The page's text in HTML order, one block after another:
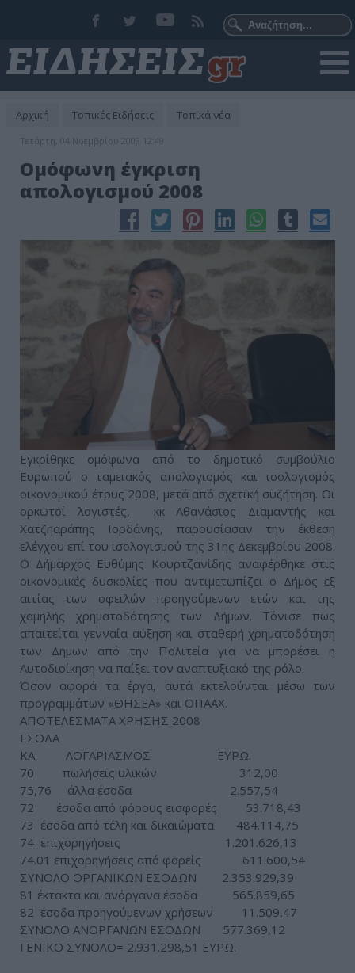
Αρχική Τοπικές Ειδήσεις Τοπικά νέα
Τετάρτη, 04 Νοεμβρίου 2009 12:49
Ομόφωνη έγκριση
απολογισμού 2008
Εγκρίθηκε ομόφωνα από το δημοτικό συμβούλιο
Ευρωπού ο ταμειακός απολογισμός και ισολογισμός
οικονομικού έτους 2008, μετά από σχετική συζήτηση. Οι
ορκωτοί λογιστές, κκ Αθανάσιος Διαμαντής και
Χατζηαράπης Ιορδάνης, παρουσίασαν την έκθεση
ελέγχου επί του ισολογισμού της 31ης Δεκεμβρίου 2008.
Ο Δήμαρχος Ευθύμης Κουρτζανίδης αναφέρθηκε στις
οικονομικές δυσκολίες που αντιμετωπίζει ο Δήμος εξ
αιτίας των οφειλών προηγούμενων ετών και της
χαμηλής χρηματοδότησης των Δήμων. Τόνισε πως
απαιτείται γενναία αύξηση και σταθερή χρηματοδότηση
των Δήμων από την Πολιτεία για να μπορέσει η
Αυτοδιοίκηση να παίξει τον αναπτυξιακό της ρόλο.
Όσον αφορά τα έργα, αυτά εκτελούνται μέσω των
προγραμμάτων «ΘΗΣΕΑ» και ΟΠΑΑΧ.
ΑΠΟΤΕΛΕΣΜΑΤΑ ΧΡΗΣΗΣ 2008
ΕΣΟΔΑ
ΚΑ. ΛΟΓΑΡΙΑΣΜΟΣ ΕΥΡΩ.
70 πωλήσεις υλικών 312,00
75,76 άλλα έσοδα 2.557,54
72 έσοδα από φόρους εισφορές 53.718,43
73 έσοδα από τέλη και δικαιώματα 484.114,75
74 επιχορηγήσεις 1.201.626,13
74.01 επιχορηγήσεις από φορείς 611.600,54
ΣΥΝΟΛΟ ΟΡΓΑΝΙΚΩΝ ΕΣΟΔΩΝ 2.353.929,39
81 έκτακτα και ανόργανα έσοδα 565.859,65
82 έσοδα προηγούμενων χρήσεων 11.509,47
ΣΥΝΟΛΟ ΑΝΟΡΓΑΝΩΝ ΕΣΟΔΩΝ 577.369,12
ΓΕΝΙΚΟ ΣΥΝΟΛΟ= 2.931.298,51 ΕΥΡΩ.